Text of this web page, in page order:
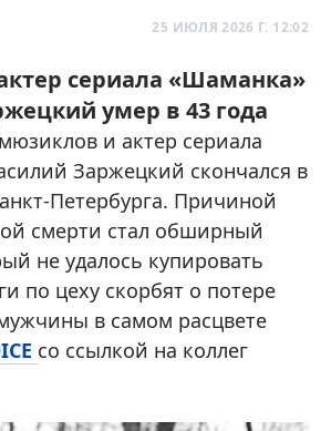
25 ИЮЛЯ 2026 Г. 12:02
сериала «Шаманка»
умер в 43 года
и актер сериала
Заржецкий скончался в
Петербурга. Причиной
смерти стал обширный
не удалось купировать
по цеху скорбят о потере
в самом расцвете
со ссылкой на коллег